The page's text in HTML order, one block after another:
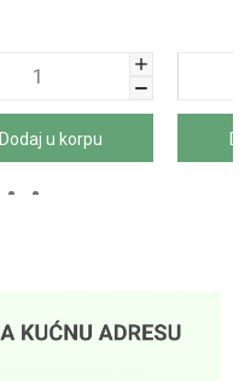
Dodaj u korpu